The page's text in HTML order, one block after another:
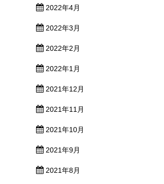
2022年4月
2022年3月
2022年2月
2022年1月
2021年12月
2021年11月
2021年10月
2021年9月
2021年8月